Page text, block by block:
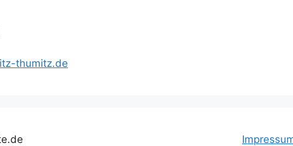
thumitz.de